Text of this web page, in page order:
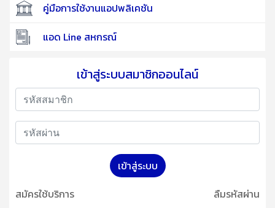
คู่มือการใช้งานแอปพลิเคชัน
แอด Line สหกรณ์
เข้าสู่ระบบสมาชิกออนไลน์
เข้าสู่ระบบ
สมัครใช้บริการ
ลืมรหัสผ่าน